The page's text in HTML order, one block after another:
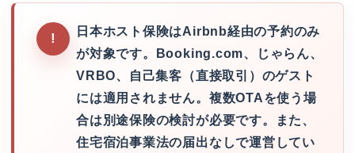
日本ホスト保険はAirbnb経由の予約のみ
が対象です。Booking.com、じゃらん、
VRBO、自己集客（直接取引）のゲスト
には適用されません。複数OTAを使う場
合は別途保険の検討が必要です。また、
住宅宿泊事業法の届出なしで運営してい